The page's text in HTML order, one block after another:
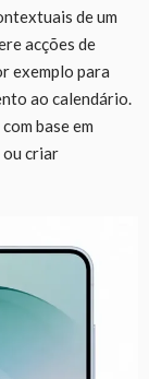
de um
acções de
exemplo para
ao calendário.
base em
ou criar